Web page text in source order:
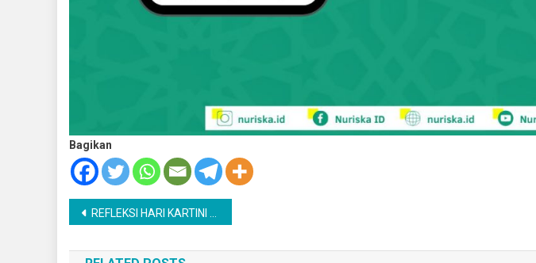
Bagikan
Navigasi
pos
REFLEKSI HARI KARTINI ; SANTRIWATI DAN KARTINI DALAM PEMBAHARUAN KEHIDUPAN